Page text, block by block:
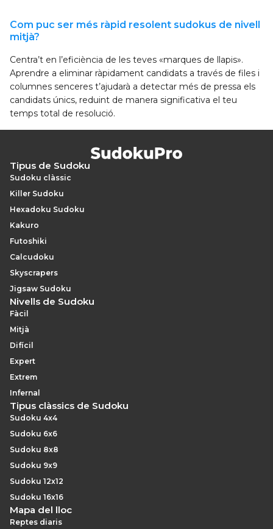
Com puc ser més ràpid resolent sudokus de nivell
mitjà?
Centra’t en l’eficiència de les teves «marques de llapis».
Aprendre a eliminar ràpidament candidats a través de files i
columnes senceres t’ajudarà a detectar més de pressa els
candidats únics, reduint de manera significativa el teu
temps total de resolució.
Tipus de Sudoku
Sudoku clàssic
Killer Sudoku
Hexadoku Sudoku
Kakuro
Futoshiki
Calcudoku
Skyscrapers
Jigsaw Sudoku
Nivells de Sudoku
Fàcil
Mitjà
Difícil
Expert
Extrem
Infernal
Tipus clàssics de Sudoku
Sudoku 4x4
Sudoku 6x6
Sudoku 8x8
Sudoku 9x9
Sudoku 12x12
Sudoku 16x16
Mapa del lloc
Reptes diaris